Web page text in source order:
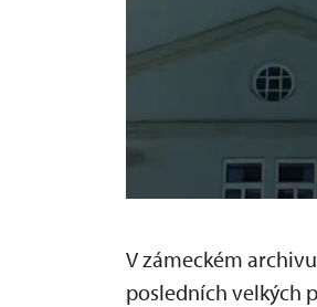
V zámeckém
posledních velkých